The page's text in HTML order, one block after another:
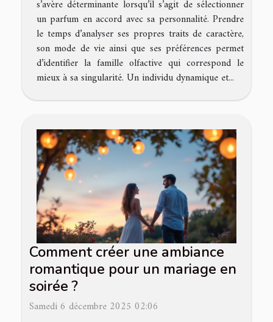
s’avère déterminante lorsqu’il s’agit de sélectionner
un parfum en accord avec sa personnalité. Prendre
le temps d’analyser ses propres traits de caractère,
son mode de vie ainsi que ses préférences permet
d’identifier la famille olfactive qui correspond le
mieux à sa singularité. Un individu dynamique et...
Comment créer une ambiance
romantique pour un mariage en
soirée ?
Samedi 6 décembre 2025 02:06